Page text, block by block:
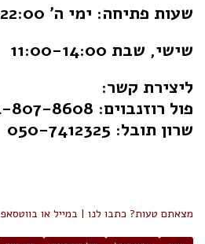
שעות פתיחה: ימי ה' 19:00-22:00
שישי, שבת 11:00-14:00
ליצירת קשר:
פול רוזנבוים: 054-807-8608
שרון תובל: 050-7412325
מצאתם טעות? כתבו לנו | במייל או בווטסאפ